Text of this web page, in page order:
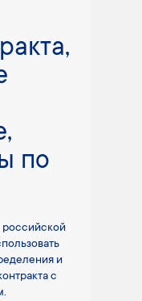
по
российской
и
с